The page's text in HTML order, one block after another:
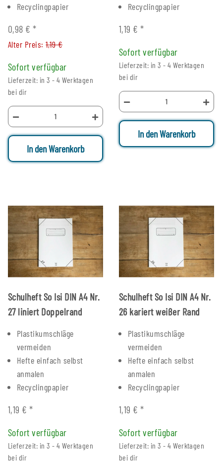
Recyclingpapier
0,98 €*
Alter Preis:1,19 €
Sofort verfügbar
Lieferzeit: in 3 - 4 Werktagen
bei dir
In den Warenkorb
Recyclingpapier
1,19 €*
Sofort verfügbar
Lieferzeit: in 3 - 4 Werktagen
bei dir
In den Warenkorb
Schulheft So Isi DIN A4 Nr.
27 liniert Doppelrand
Plastikumschläge
vermeiden
Hefte einfach selbst
anmalen
Recyclingpapier
1,19 €*
Sofort verfügbar
Lieferzeit: in 3 - 4 Werktagen
bei dir
Schulheft So Isi DIN A4 Nr.
26 kariert weißer Rand
Plastikumschläge
vermeiden
Hefte einfach selbst
anmalen
Recyclingpapier
1,19 €*
Sofort verfügbar
Lieferzeit: in 3 - 4 Werktagen
bei dir